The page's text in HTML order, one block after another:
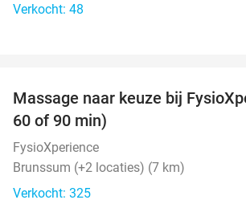
Verkocht: 48
Massage naar keuze bij
60 of 90 min)
FysioXperience
Brunssum (+2 locaties) (7 km)
Verkocht: 325